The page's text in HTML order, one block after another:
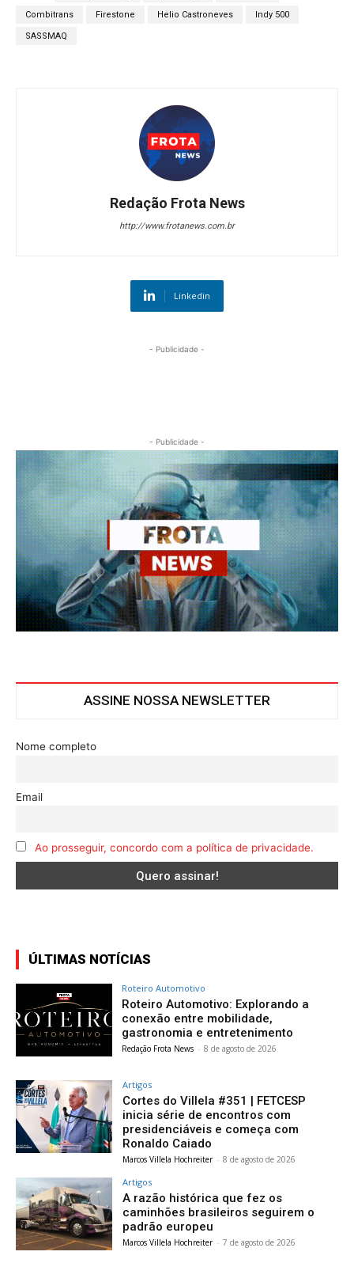
Combitrans Firestone Helio Castroneves Indy 500
SASSMAQ
Redação Frota News
http://www.frotanews.com.br
Linkedin
- Publicidade -
- Publicidade -
ASSINE NOSSA NEWSLETTER
Nome completo
Email
Ao prosseguir, concordo com a política de privacidade.
ÚLTIMAS NOTÍCIAS
Roteiro Automotivo
Roteiro Automotivo: Explorando a
conexão entre mobilidade,
gastronomia e entretenimento
Redação Frota News - 8 de agosto de 2026
Artigos
Cortes do Villela #351 | FETCESP
inicia série de encontros com
presidenciáveis e começa com
Ronaldo Caiado
Marcos Villela Hochreiter - 8 de agosto de 2026
Artigos
A razão histórica que fez os
caminhões brasileiros seguirem o
padrão europeu
Marcos Villela Hochreiter - 7 de agosto de 2026